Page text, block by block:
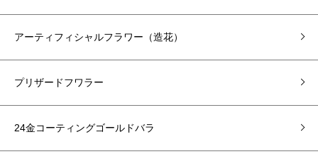
アーティフィシャルフラワー（造花）
プリザードフワラー
24金コーティングゴールドバラ